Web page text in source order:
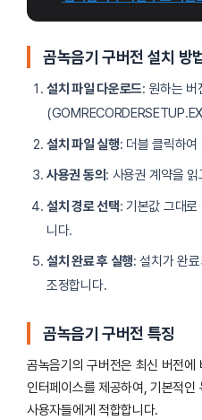
곰녹음기 구버전 설치 방
설치 파일 다운로드: 원하는 버
설치 파일 실행: 더블 클릭하
사용권 동의 : 사용권 계약을 읽
설치 경로 선택: 기본값 그대
니다.
설치 완료 후 실행: 설치가 완
조정합니다.
곰녹음기 구버전 특징
곰녹음기의 구버전은 최신 버전에
인터페이스를 제공하여, 기본적인
사용자들에게 적합합니다.